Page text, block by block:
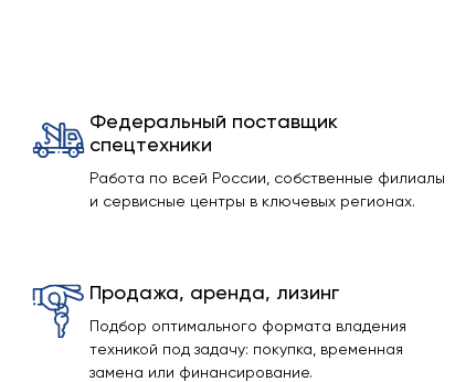
Федеральный поставщик
спецтехники
Работа по всей России, собственные филиалы
и сервисные центры в ключевых регионах.
Продажа, аренда, лизинг
Подбор оптимального формата владения
техникой под задачу: покупка, временная
замена или финансирование.